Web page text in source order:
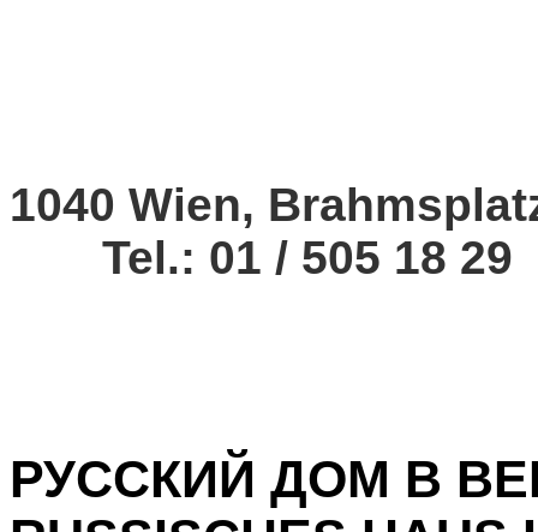
1040 Wien,
Tel.: 01 / 505 18 29
РУССКИЙ ДОМ В